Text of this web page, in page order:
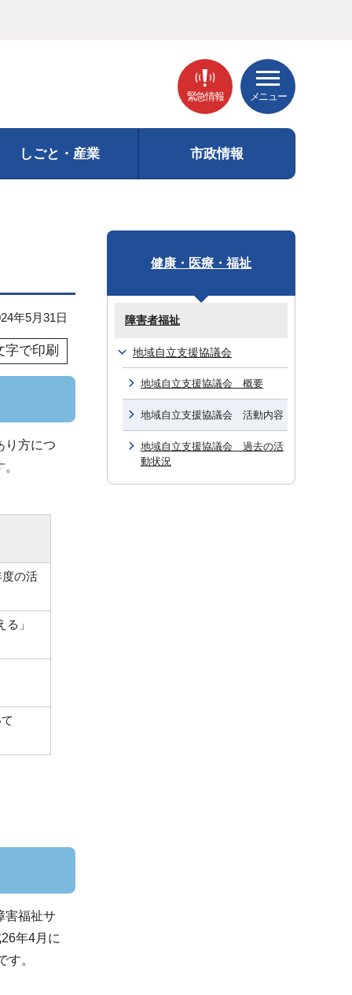
緊急情報 メニュー
しごと・産業 市政情報
年5月31日
字で印刷
り方につ
の活
」
害福祉サ
年4月に
。
健康・医療・福祉
障害者福祉
地域自立支援協議会
地域自立支援協議会 概要
地域自立支援協議会 活動内容
地域自立支援協議会 過去の活
動状況